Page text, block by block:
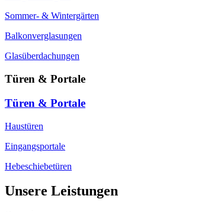
Sommer- & Wintergärten
Balkonverglasungen
Glasüberdachungen
Türen & Portale
Türen & Portale
Haustüren
Eingangsportale
Hebeschiebetüren
Unsere Leistungen